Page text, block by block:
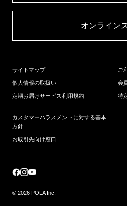
オンライン
サイトマップ
個人情報の取扱い
定期お届けサービス利用規約
ご
会
特
カスタマーハラスメントに対する基本
方針
お取引先向け窓口
© 2026 POLA Inc.